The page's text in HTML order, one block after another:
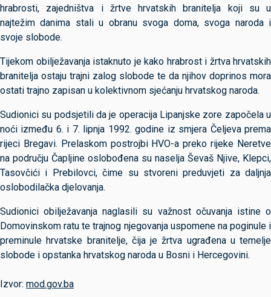
hrabrosti, zajedništva i žrtve hrvatskih branitelja koji su u
najtežim danima stali u obranu svoga doma, svoga naroda i
svoje slobode.
Tijekom obilježavanja istaknuto je kako hrabrost i žrtva hrvatskih
branitelja ostaju trajni zalog slobode te da njihov doprinos mora
ostati trajno zapisan u kolektivnom sjećanju hrvatskog naroda.
Sudionici su podsjetili da je operacija Lipanjske zore započela u
noći između 6. i 7. lipnja 1992. godine iz smjera Čeljeva prema
rijeci Bregavi. Prelaskom postrojbi HVO-a preko rijeke Neretve
na području Čapljine oslobođena su naselja Ševaš Njive, Klepci,
Tasovčići i Prebilovci, čime su stvoreni preduvjeti za daljnja
oslobodilačka djelovanja.
Sudionici obilježavanja naglasili su važnost očuvanja istine o
Domovinskom ratu te trajnog njegovanja uspomene na poginule i
preminule hrvatske branitelje, čija je žrtva ugrađena u temelje
slobode i opstanka hrvatskog naroda u Bosni i Hercegovini.
Izvor: mod.gov.ba